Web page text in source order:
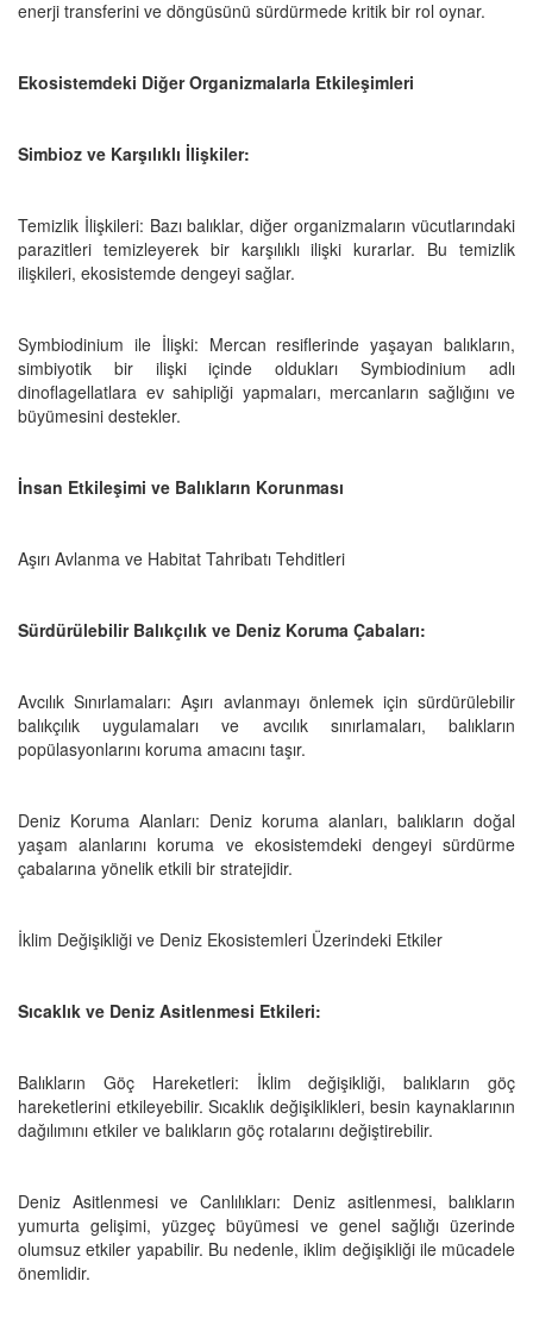
enerji transferini ve döngüsünü sürdürmede kritik bir rol oynar.
Ekosistemdeki Diğer Organizmalarla Etkileşimleri
Simbioz ve Karşılıklı İlişkiler:
Temizlik İlişkileri: Bazı balıklar, diğer organizmaların vücutlarındaki
parazitleri temizleyerek bir karşılıklı ilişki kurarlar. Bu temizlik
ilişkileri, ekosistemde dengeyi sağlar.
Symbiodinium ile İlişki: Mercan resiflerinde yaşayan balıkların,
simbiyotik bir ilişki içinde oldukları Symbiodinium adlı
dinoflagellatlara ev sahipliği yapmaları, mercanların sağlığını ve
büyümesini destekler.
İnsan Etkileşimi ve Balıkların Korunması
Aşırı Avlanma ve Habitat Tahribatı Tehditleri
Sürdürülebilir Balıkçılık ve Deniz Koruma Çabaları:
Avcılık Sınırlamaları: Aşırı avlanmayı önlemek için sürdürülebilir
balıkçılık uygulamaları ve avcılık sınırlamaları, balıkların
popülasyonlarını koruma amacını taşır.
Deniz Koruma Alanları: Deniz koruma alanları, balıkların doğal
yaşam alanlarını koruma ve ekosistemdeki dengeyi sürdürme
çabalarına yönelik etkili bir stratejidir.
İklim Değişikliği ve Deniz Ekosistemleri Üzerindeki Etkiler
Sıcaklık ve Deniz Asitlenmesi Etkileri:
Balıkların Göç Hareketleri: İklim değişikliği, balıkların göç
hareketlerini etkileyebilir. Sıcaklık değişiklikleri, besin kaynaklarının
dağılımını etkiler ve balıkların göç rotalarını değiştirebilir.
Deniz Asitlenmesi ve Canlılıkları: Deniz asitlenmesi, balıkların
yumurta gelişimi, yüzgeç büyümesi ve genel sağlığı üzerinde
olumsuz etkiler yapabilir. Bu nedenle, iklim değişikliği ile mücadele
önemlidir.